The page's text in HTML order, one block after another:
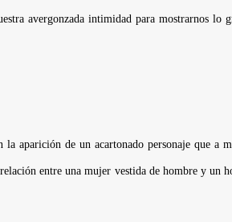
avergonzada intimidad para mostrarnos lo
la aparición de un acartonado personaje que a
entre una mujer vestida de hombre y un